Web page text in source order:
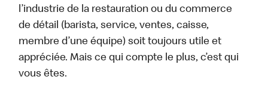
l’industrie de la restauration ou du commerce
de détail (barista, service, ventes, caisse,
membre d’une équipe) soit toujours utile et
appréciée. Mais ce qui compte le plus, c’est qui
vous êtes.